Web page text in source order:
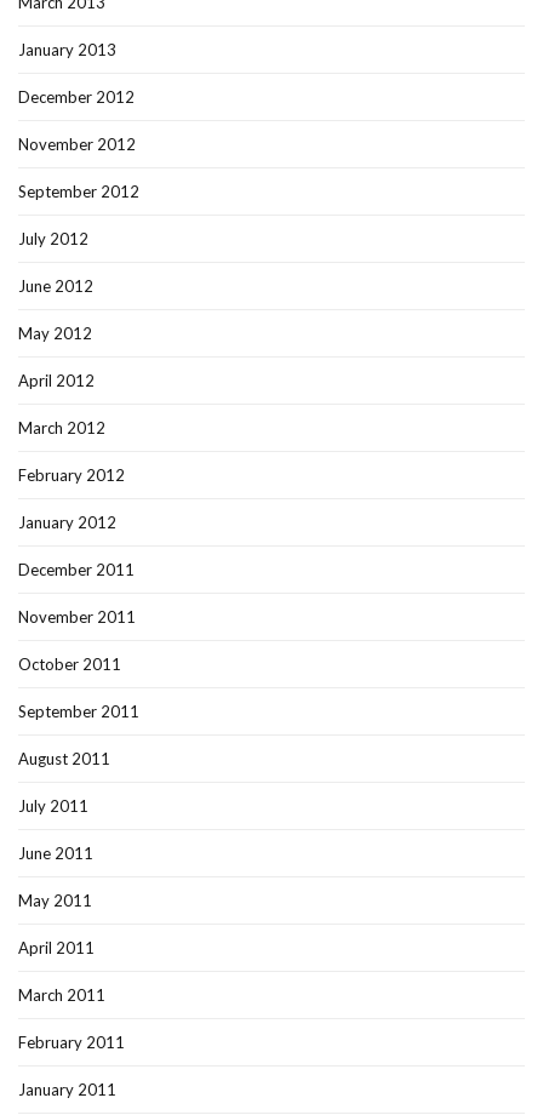
January 2013
December 2012
November 2012
September 2012
July 2012
June 2012
May 2012
April 2012
March 2012
February 2012
January 2012
December 2011
November 2011
October 2011
September 2011
August 2011
July 2011
June 2011
May 2011
April 2011
March 2011
February 2011
January 2011